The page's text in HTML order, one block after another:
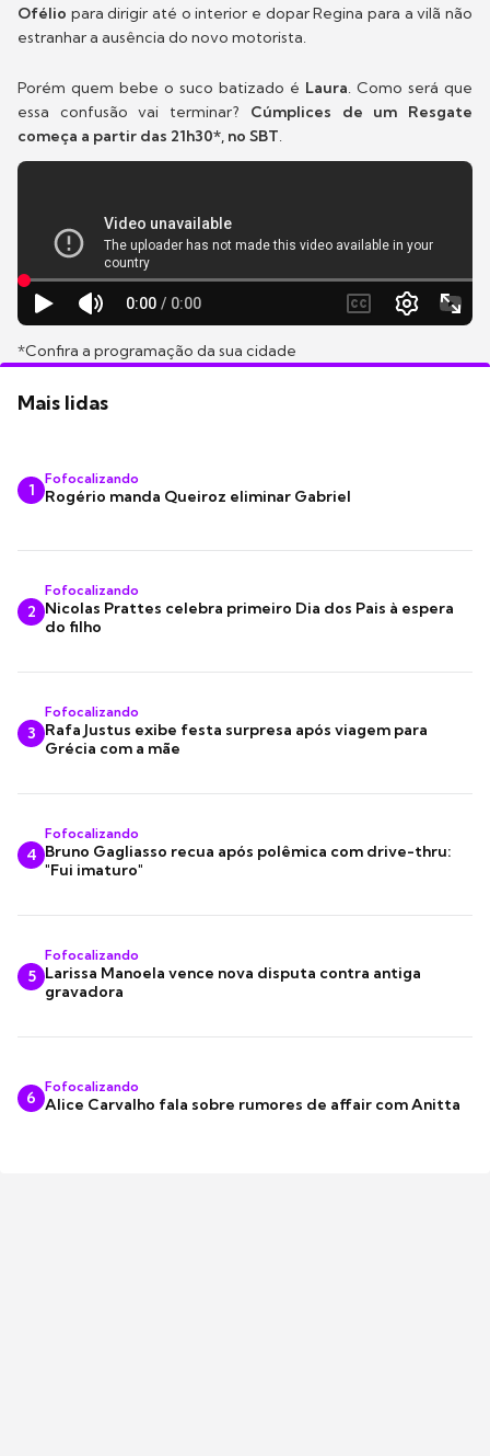
Ofélio para dirigir até o interior e dopar Regina para a vilã não
estranhar a ausência do novo motorista.
Porém quem bebe o suco batizado é Laura. Como será que
essa confusão vai terminar? Cúmplices de um Resgate
começa a partir das 21h30*, no SBT.
*Confira a programação da sua cidade
Mais lidas
1
Fofocalizando
Rogério manda Queiroz eliminar Gabriel
2
Fofocalizando
Nicolas Prattes celebra primeiro Dia dos Pais à espera
do filho
3
Fofocalizando
Rafa Justus exibe festa surpresa após viagem para
Grécia com a mãe
4
Fofocalizando
Bruno Gagliasso recua após polêmica com drive-thru:
"Fui imaturo"
5
Fofocalizando
Larissa Manoela vence nova disputa contra antiga
gravadora
6
Fofocalizando
Alice Carvalho fala sobre rumores de affair com Anitta